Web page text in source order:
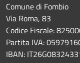
Comune di Fombio
Via Roma, 83
Codice Fiscale:
Partita IVA:
IBAN: